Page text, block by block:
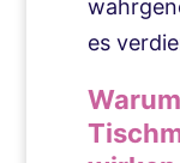
es